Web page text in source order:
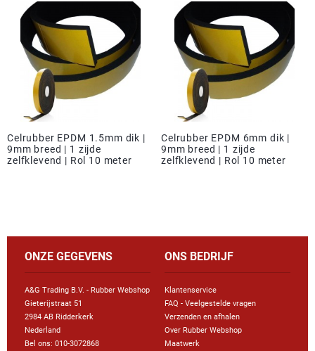
Celrubber EPDM 1.5mm dik |
9mm breed | 1 zijde
zelfklevend | Rol 10 meter
Celrubber EPDM 6mm dik |
9mm breed | 1 zijde
zelfklevend | Rol 10 meter
ONZE GEGEVENS
A&G Trading B.V. - Rubber Webshop
Gieterijstraat 51
2984 AB Ridderkerk
Nederland
Bel ons: 010-3072868
ONS BEDRIJF
Klantenservice
FAQ - Veelgestelde vragen
Verzenden en afhalen
Over Rubber Webshop
Maatwerk